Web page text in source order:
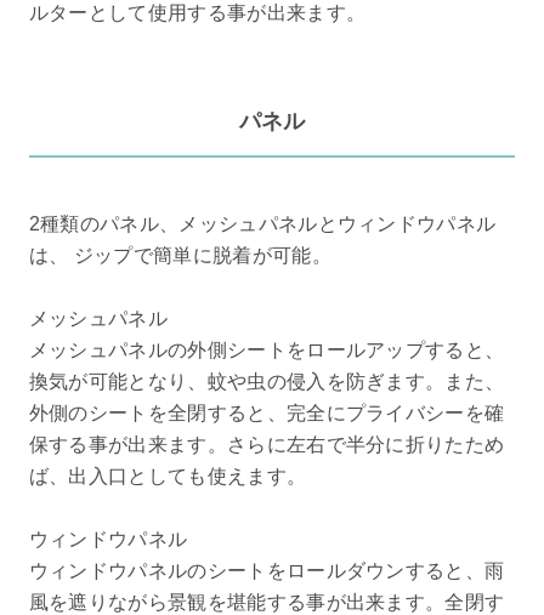
ルターとして使用する事が出来ます。
パネル
2種類のパネル、メッシュパネルとウィンドウパネル
は、 ジップで簡単に脱着が可能。
メッシュパネル
メッシュパネルの外側シートをロールアップすると、
換気が可能となり、蚊や虫の侵入を防ぎます。また、
外側のシートを全閉すると、完全にプライバシーを確
保する事が出来ます。さらに左右で半分に折りたため
ば、出入口としても使えます。
ウィンドウパネル
ウィンドウパネルのシートをロールダウンすると、雨
風を遮りながら景観を堪能する事が出来ます。全閉す